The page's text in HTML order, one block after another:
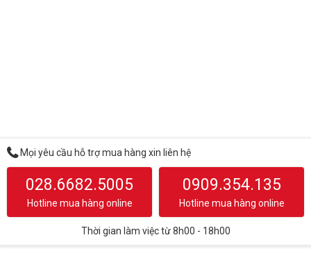
Mọi yêu cầu hỗ trợ mua hàng xin liên hệ
028.6682.5005
Hotline mua hàng online
0909.354.135
Hotline mua hàng online
Thời gian làm việc từ 8h00 - 18h00